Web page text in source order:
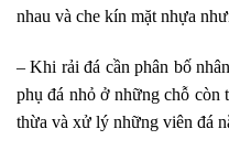
nhau và che kín mặt nhựa
– Khi rải đá cần phân bố
phụ đá nhỏ ở những chỗ
thừa và xử lý những viên đá